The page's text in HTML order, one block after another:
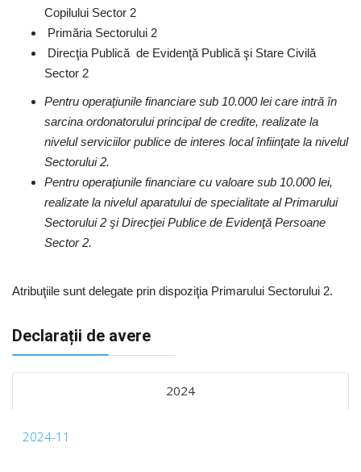
Copilului Sector 2
Primăria Sectorului 2
Direcţia Publică de Evidenţă Publică şi Stare Civilă
Sector 2
Pentru operaţiunile financiare sub 10.000 lei care intră în
sarcina ordonatorului principal de credite, realizate la
nivelul serviciilor publice de interes local înfiinţate la nivelul
Sectorului 2.
Pentru operaţiunile financiare cu valoare sub 10.000 lei,
realizate la nivelul aparatului de specialitate al Primarului
Sectorului 2 şi Direcţiei Publice de Evidenţă Persoane
Sector 2.
Atribuţiile sunt delegate prin dispoziţia Primarului Sectorului 2.
Declarații de avere
2024
2024-11